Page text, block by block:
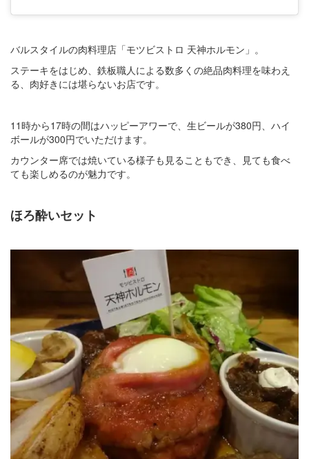
バルスタイルの肉料理店「モツビストロ 天神ホルモン」。
ステーキをはじめ、鉄板職人による数多くの絶品肉料理を味わえ
る、肉好きには堪らないお店です。
11時から17時の間はハッピーアワーで、生ビールが380円、ハイ
ボールが300円でいただけます。
カウンター席では焼いている様子も見ることもでき、見ても食べ
ても楽しめるのが魅力です。
ほろ酔いセット